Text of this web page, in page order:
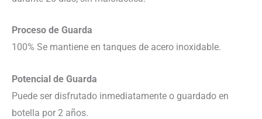
Proceso de Guarda
100% Se mantiene en tanques de acero inoxidable.
Potencial de Guarda
Puede ser disfrutado inmediatamente o guardado en
botella por 2 años.